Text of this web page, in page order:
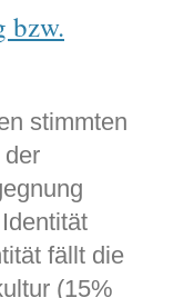
bzw.
stimmten
der
fällt die
(15%